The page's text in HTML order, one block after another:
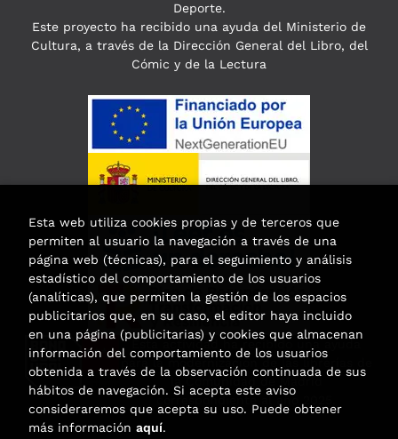
Deporte.
Este proyecto ha recibido una ayuda del Ministerio de
Cultura, a través de la Dirección General del Libro, del
Cómic y de la Lectura
Esta actividad ha recibido una ayuda
para la modernización de las librerías de
la Comunidad de Madrid
correspondiente al año 2025.
Esta web utiliza cookies propias y de terceros que
permiten al usuario la navegación a través de una
página web (técnicas), para el seguimiento y análisis
estadístico del comportamiento de los usuarios
(analíticas), que permiten la gestión de los espacios
publicitarios que, en su caso, el editor haya incluido
en una página (publicitarias) y cookies que almacenan
información del comportamiento de los usuarios
obtenida a través de la observación continuada de sus
hábitos de navegación. Si acepta este aviso
consideraremos que acepta su uso. Puede obtener
más información aquí.